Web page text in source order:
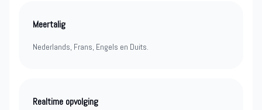
Meertalig
Nederlands, Frans, Engels en Duits.
Realtime opvolging